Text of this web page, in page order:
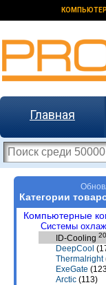
Главная
Категории
Компьютерные
Системы
ID-Cooling
DeepCool
Thermalright
ExeGate
Arctic (113)